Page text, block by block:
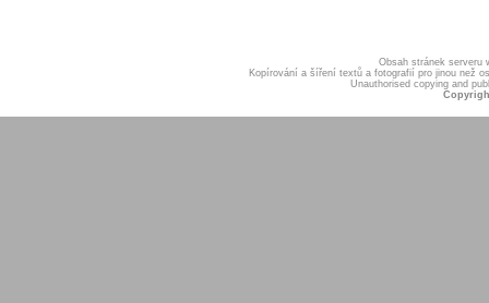
Obsah stránek serveru
Kopírování a šíření textů a fotografií pro jinou než
Unauthorised copying and